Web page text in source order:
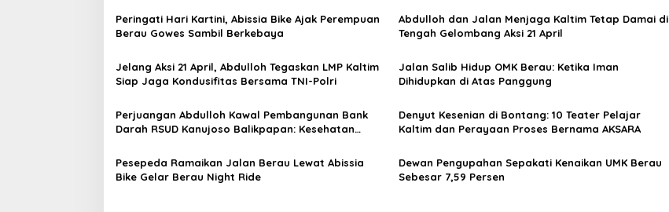
s
Peringati Hari Kartini, Abissia Bike Ajak Perempuan
Berau Gowes Sambil Berkebaya
Abdulloh dan Jalan Menjaga Kaltim Tetap Damai di
Tengah Gelombang Aksi 21 April
Jelang Aksi 21 April, Abdulloh Tegaskan LMP Kaltim
Siap Jaga Kondusifitas Bersama TNI-Polri
Jalan Salib Hidup OMK Berau: Ketika Iman
Dihidupkan di Atas Panggung
Perjuangan Abdulloh Kawal Pembangunan Bank
Darah RSUD Kanujoso Balikpapan: Kesehatan
Denyut Kesenian di Bontang: 10 Teater Pelajar
Kaltim dan Perayaan Proses Bernama AKSARA
Pesepeda Ramaikan Jalan Berau Lewat Abissia
Bike Gelar Berau Night Ride
Dewan Pengupahan Sepakati Kenaikan UMK Berau
Sebesar 7,59 Persen